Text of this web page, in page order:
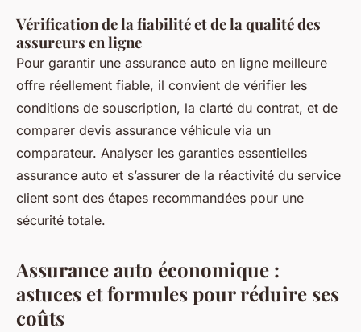
Vérification de la fiabilité et de la qualité des
assureurs en ligne
Pour garantir une assurance auto en ligne meilleure
offre réellement fiable, il convient de vérifier les
conditions de souscription, la clarté du contrat, et de
comparer devis assurance véhicule via un
comparateur. Analyser les garanties essentielles
assurance auto et s’assurer de la réactivité du service
client sont des étapes recommandées pour une
sécurité totale.
Assurance auto économique :
astuces et formules pour réduire ses
coûts